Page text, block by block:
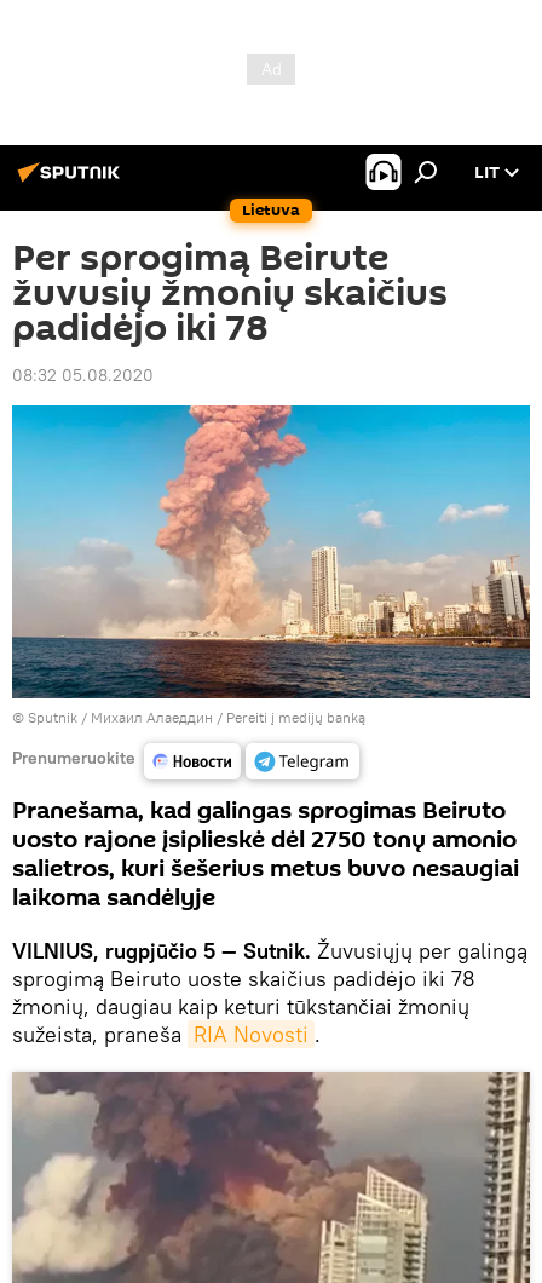
Lietuva
LIT
Per sprogimą Beirute
žuvusių žmonių skaičius
padidėjo iki 78
08:32 05.08.2020
© Sputnik / Михаил Алаеддин / Pereiti į medijų banką
Prenumeruokite
Pranešama, kad galingas sprogimas Beiruto
uosto rajone įsiplieskė dėl 2750 tonų amonio
salietros, kuri šešerius metus buvo nesaugiai
laikoma sandėlyje
VILNIUS, rugpjūčio 5 — Sutnik. Žuvusiųjų per galingą
sprogimą Beiruto uoste skaičius padidėjo iki 78
žmonių, daugiau kaip keturi tūkstančiai žmonių
sužeista, praneša RIA Novosti .